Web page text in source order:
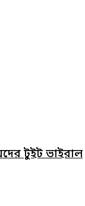
টুইট ভাইরাল